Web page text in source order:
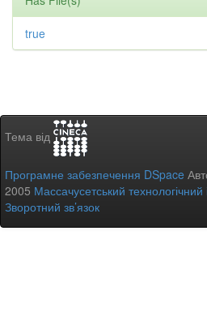
true
Тема від
Програмне забезпечення DSpace
2005 Массачусетський технологічний
Зворотний зв’язок